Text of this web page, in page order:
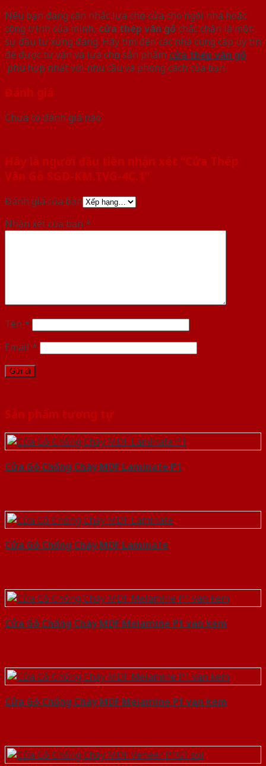
Nếu bạn đang cân nhắc lựa chọn cửa cho ngôi nhà hoặc
công trình của mình, cửa thép vân gỗ chắc chắn là một
sự đầu tư xứng đáng. Hãy tìm đến các nhà cung cấp uy tín
để được tư vấn và lựa chọn sản phẩm cửa thép vân gỗ
phù hợp nhất với nhu cầu và phong cách của bạn.
Đánh giá
Chưa có đánh giá nào.
Hãy là người đầu tiên nhận xét “Cửa Thép
Vân Gỗ SGD-KM.TVG-4C.1”
Đánh giá của bạn
Nhận xét của bạn *
Tên *
Email *
Sản phẩm tương tự
Cửa Gỗ Chống Cháy MDF Laminate P1
Cửa Gỗ Chống Cháy MDF Laminate
Cửa Gỗ Chống Cháy MDF Melamine P1 van kem
Cửa Gỗ Chống Cháy MDF Melamine P1 van kem